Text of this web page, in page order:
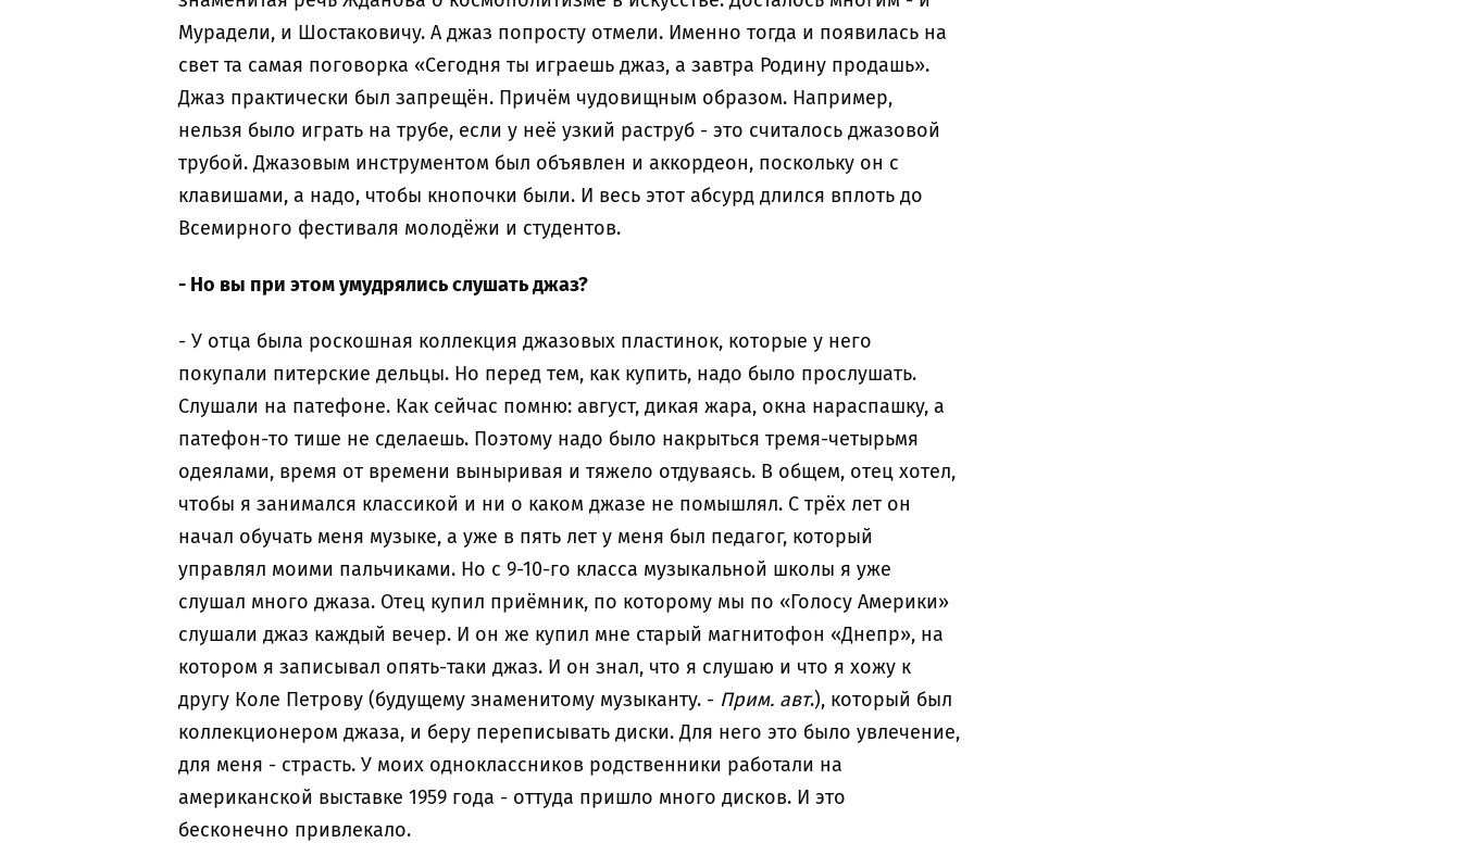
Мурадели, и Шостаковичу. А джаз попросту отмели. Именно тогда и появилась на
свет та самая поговорка «Сегодня ты играешь джаз, а завтра Родину продашь».
Джаз практически был запрещён. Причём чудовищным образом. Например,
нельзя было играть на трубе, если у неё узкий раструб - это считалось джазовой
трубой. Джазовым инструментом был объявлен и аккордеон, поскольку он с
клавишами, а надо, чтобы кнопочки были. И весь этот абсурд длился вплоть до
Всемирного фестиваля молодёжи и студентов.
- Но вы при этом умудрялись слушать джаз?
- У отца была роскошная коллекция джазовых пластинок, которые у него
покупали питерские дельцы. Но перед тем, как купить, надо было прослушать.
Слушали на патефоне. Как сейчас помню: август, дикая жара, окна нараспашку, а
патефон-то тише не сделаешь. Поэтому надо было накрыться тремя-четырьмя
одеялами, время от времени выныривая и тяжело отдуваясь. В общем, отец хотел,
чтобы я занимался классикой и ни о каком джазе не помышлял. С трёх лет он
начал обучать меня музыке, а уже в пять лет у меня был педагог, который
управлял моими пальчиками. Но с 9-10-го класса музыкальной школы я уже
слушал много джаза. Отец купил приёмник, по которому мы по «Голосу Америки»
слушали джаз каждый вечер. И он же купил мне старый магнитофон «Днепр», на
котором я записывал опять-таки джаз. И он знал, что я слушаю и что я хожу к
другу Коле Петрову (будущему знаменитому музыканту. - Прим. авт.), который был
коллекционером джаза, и беру переписывать диски. Для него это было увлечение,
для меня - страсть. У моих одноклассников родственники работали на
американской выставке 1959 года - оттуда пришло много дисков. И это
бесконечно привлекало.